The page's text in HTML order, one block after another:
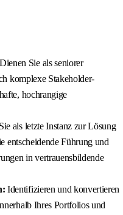
Dienen Sie als seniorer
komplexe Stakeholder-
hochrangige
als letzte Instanz zur Lösung
entscheidende Führung und
in vertrauensbildende
Identifizieren und konvertieren
Ihres Portfolios und